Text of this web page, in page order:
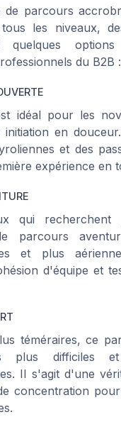
parcours
les niveaux,
quelques
du B2B :
idéal pour les
initiation en
et des
expérience en
qui
parcours
et plus
d'équipe et
téméraires, ce
plus difficiles
Il s'agit d'une
concentration